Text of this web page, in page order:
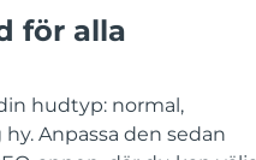
för alla
hudtyp: normal,
Anpassa den sedan